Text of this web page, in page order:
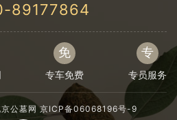
89177864
免
专车免费
专
专员服务
公墓网 京ICP备06068196号-9